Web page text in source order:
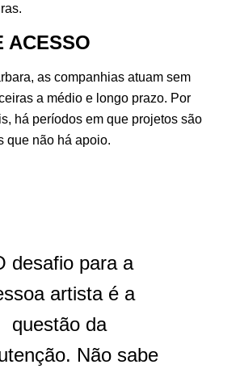
ACESSO
as companhias atuam sem
a médio e longo prazo. Por
há períodos em que projetos são
que não há apoio.
desafio para a
artista é a
questão da
Não sabe